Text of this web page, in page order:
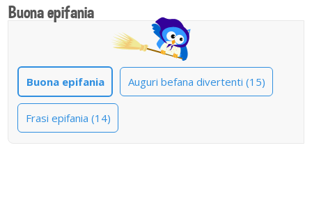
Buona epifania
Buona epifania Auguri befana divertenti (15)
Frasi epifania (14)